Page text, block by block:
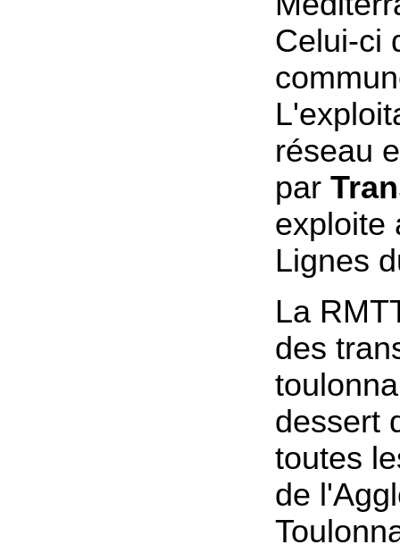
Celui-ci
réseau
par
exploite
Lignes
La
des
dessert
toutes
de